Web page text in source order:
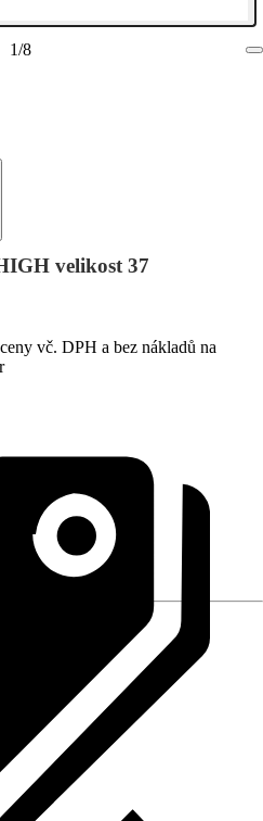
1/8
velikost 37
vč. DPH a bez nákladů na